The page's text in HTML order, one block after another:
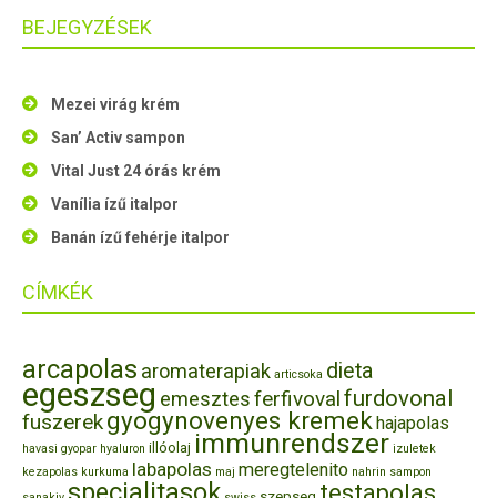
BEJEGYZÉSEK
Mezei virág krém
San’ Activ sampon
Vital Just 24 órás krém
Vanília ízű italpor
Banán ízű fehérje italpor
CÍMKÉK
arcapolas aromaterapiak articsoka dieta
egeszseg emesztesferfivovalfurdovonal
fuszerekgyogynovenyes kremek hajapolas
havasi gyopar hyaluron illóolaj immunrendszer izuletek
kezapolas kurkuma labapolas maj meregtelenito nahrin sampon